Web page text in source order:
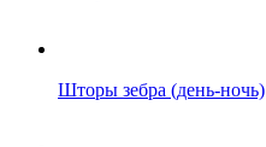
Шторы зебра (день-ночь)